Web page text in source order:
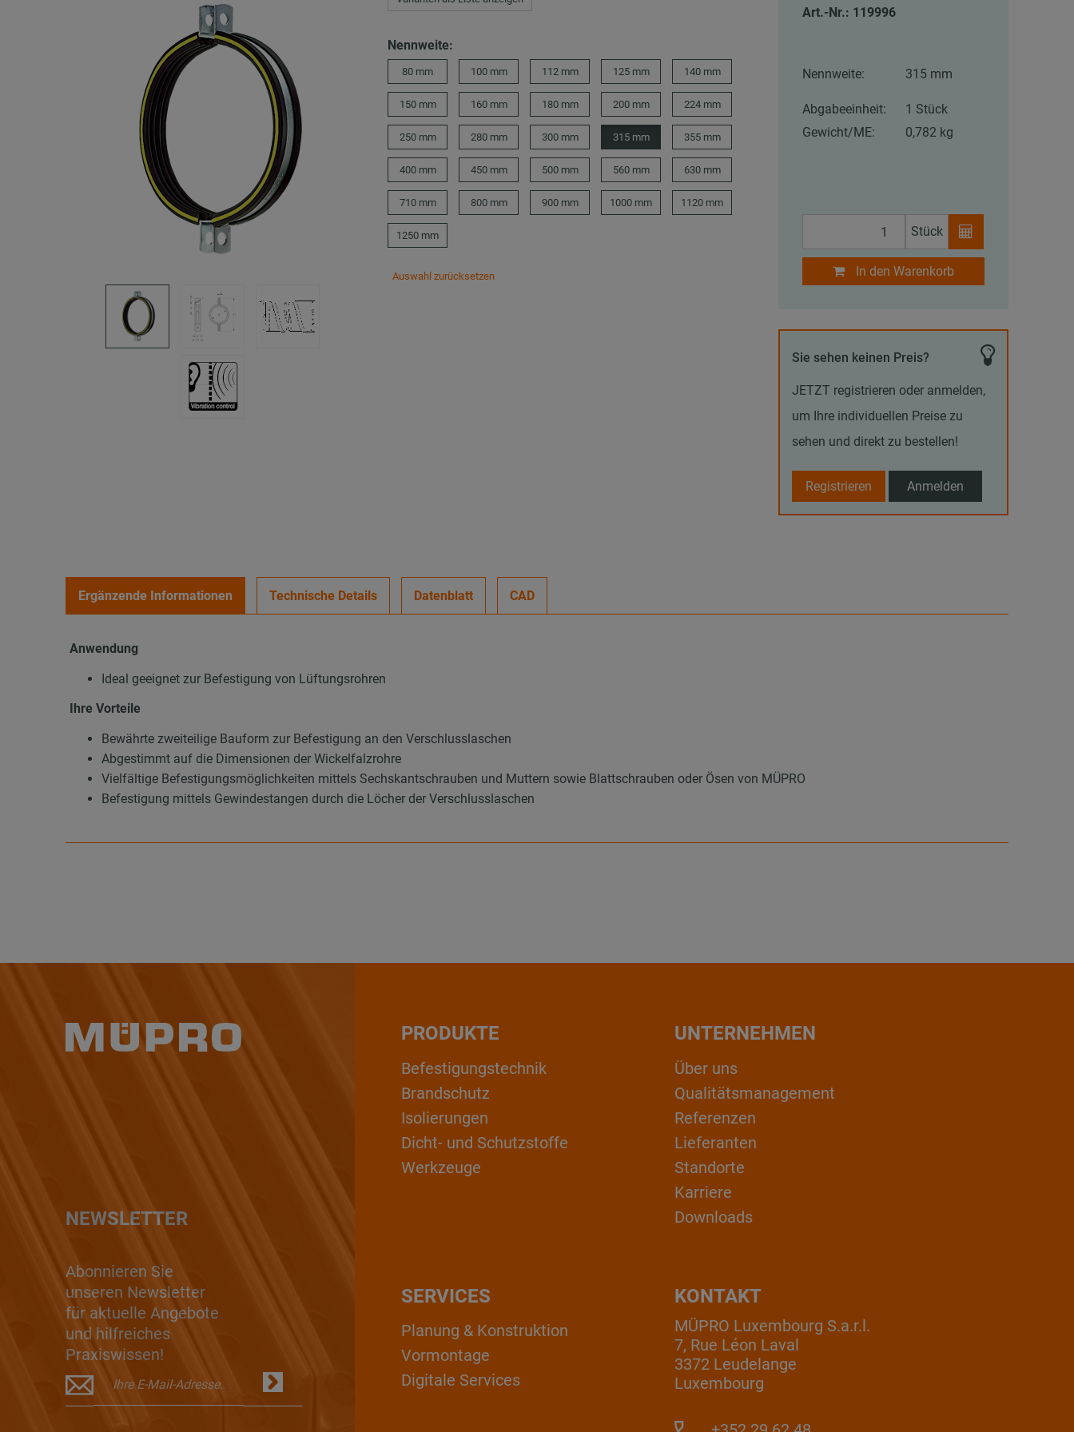
Nennweite:
80 mm 100 mm 112 mm 125 mm 140 mm
150 mm 160 mm 180 mm 200 mm 224 mm
250 mm 280 mm 300 mm 315 mm 355 mm
400 mm 450 mm 500 mm 560 mm 630 mm
710 mm 800 mm 900 mm 1000 mm 1120 mm
1250 mm
Auswahl zurücksetzen
Art.-Nr.: 119996
Nennweite: 315 mm
Abgabeeinheit:
1 Stück
Gewicht/ME:
0,782 kg
Stück
In den Warenkorb
Sie sehen keinen Preis?
JETZT registrieren oder anmelden,
um Ihre individuellen Preise zu
sehen und direkt zu bestellen!
Registrieren Anmelden
Ergänzende Informationen Technische Details Datenblatt CAD
Anwendung
Ideal geeignet zur Befestigung von Lüftungsrohren
Ihre Vorteile
Bewährte zweiteilige Bauform zur Befestigung an den Verschlusslaschen
Abgestimmt auf die Dimensionen der Wickelfalzrohre
Vielfältige Befestigungsmöglichkeiten mittels Sechskantschrauben und Muttern sowie Blattschrauben oder Ösen von MÜPRO
Befestigung mittels Gewindestangen durch die Löcher der Verschlusslaschen
NEWSLETTER
Abonnieren Sie
unseren Newsletter
für aktuelle Angebote
und hilfreiches
Praxiswissen!
PRODUKTE
Befestigungstechnik
Brandschutz
Isolierungen
Dicht- und Schutzstoffe
Werkzeuge
UNTERNEHMEN
Über uns
Qualitätsmanagement
Referenzen
Lieferanten
Standorte
Karriere
Downloads
KONTAKT
MÜPRO Luxembourg S.a.r.l.
7, Rue Léon Laval
3372 Leudelange
Luxembourg
SERVICES
Planung & Konstruktion
Vormontage
Digitale Services